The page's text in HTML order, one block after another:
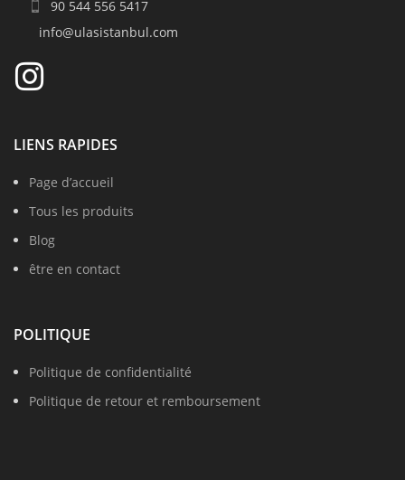
90 544 556 5417
info@ulasistanbul.com
LIENS RAPIDES
Page d’accueil
Tous les produits
Blog
être en contact
POLITIQUE
Politique de confidentialité
Politique de retour et remboursement